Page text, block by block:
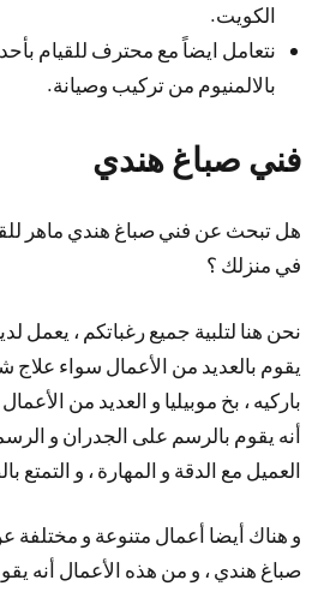
الكويت.
نتعامل ايضاً مع محترف للقيام
بالالمنيوم من تركيب وصيانة.
فني صباغ هندي
هل تبحث عن فني صباغ هندي ماهر
في منزلك ؟
نحن هنا لتلبية جميع رغباتكم ، يعمل
يقوم بالعديد من الأعمال سواء
باركيه ، بخ موبيليا و العديد من
أنه يقوم بالرسم على الجدران و
العميل مع الدقة و المهارة ، و التمتع
و هناك أيضا أعمال متنوعة و مختلفة
صباغ هندي ، و من هذه الأعمال أنه